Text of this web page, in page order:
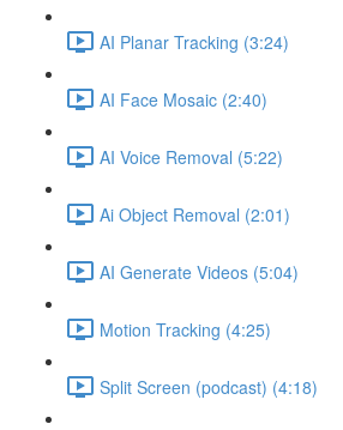
AI Planar Tracking (3:24)
AI Face Mosaic (2:40)
AI Voice Removal (5:22)
Ai Object Removal (2:01)
AI Generate Videos (5:04)
Motion Tracking (4:25)
Split Screen (podcast) (4:18)